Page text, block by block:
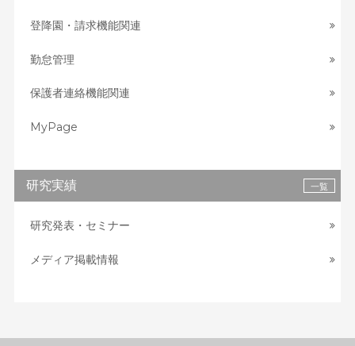
登降園・請求機能関連
勤怠管理
保護者連絡機能関連
MyPage
研究実績 一覧
研究発表・セミナー
メディア掲載情報